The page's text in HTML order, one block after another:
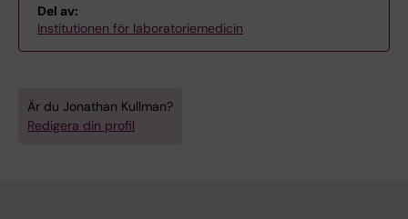
Del av:
Institutionen för laboratoriemedicin
Är du Jonathan Kullman?
Redigera din profil